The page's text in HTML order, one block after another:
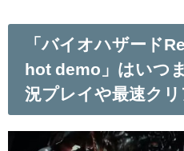
「バイオハザード
hot demo」はいつ
況プレイや最速クリ